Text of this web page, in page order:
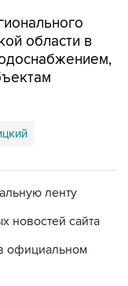
новостей сайта
официальном